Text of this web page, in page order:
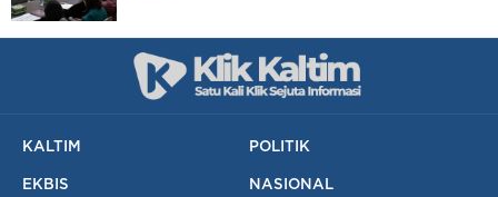
KALTIM POLITIK
EKBIS NASIONAL